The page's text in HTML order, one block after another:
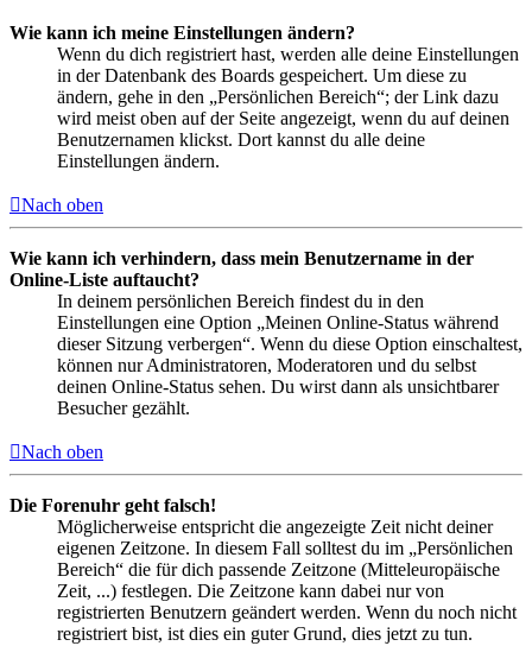
Wie kann ich meine Einstellungen ändern?
Wenn du dich registriert hast, werden alle deine Einstellungen
in der Datenbank des Boards gespeichert. Um diese zu
ändern, gehe in den „Persönlichen Bereich“; der Link dazu
wird meist oben auf der Seite angezeigt, wenn du auf deinen
Benutzernamen klickst. Dort kannst du alle deine
Einstellungen ändern.
Nach oben
Wie kann ich verhindern, dass mein Benutzername in der
Online-Liste auftaucht?
In deinem persönlichen Bereich findest du in den
Einstellungen eine Option „Meinen Online-Status während
dieser Sitzung verbergen“. Wenn du diese Option einschaltest,
können nur Administratoren, Moderatoren und du selbst
deinen Online-Status sehen. Du wirst dann als unsichtbarer
Besucher gezählt.
Nach oben
Die Forenuhr geht falsch!
Möglicherweise entspricht die angezeigte Zeit nicht deiner
eigenen Zeitzone. In diesem Fall solltest du im „Persönlichen
Bereich“ die für dich passende Zeitzone (Mitteleuropäische
Zeit, ...) festlegen. Die Zeitzone kann dabei nur von
registrierten Benutzern geändert werden. Wenn du noch nicht
registriert bist, ist dies ein guter Grund, dies jetzt zu tun.